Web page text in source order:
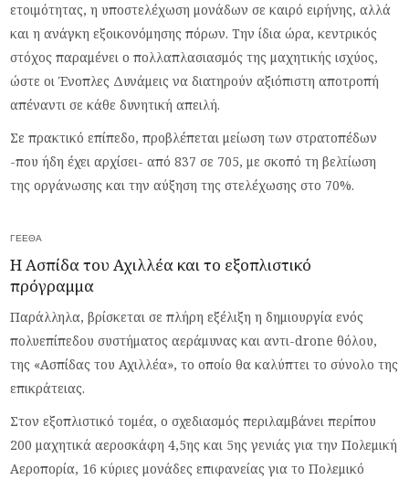
ετοιμότητας, η υποστελέχωση μονάδων σε καιρό ειρήνης, αλλά
και η ανάγκη εξοικονόμησης πόρων. Την ίδια ώρα, κεντρικός
στόχος παραμένει ο πολλαπλασιασμός της μαχητικής ισχύος,
ώστε οι Ένοπλες Δυνάμεις να διατηρούν αξιόπιστη αποτροπή
απέναντι σε κάθε δυνητική απειλή.
Σε πρακτικό επίπεδο, προβλέπεται μείωση των στρατοπέδων
-που ήδη έχει αρχίσει- από 837 σε 705, με σκοπό τη βελτίωση
της οργάνωσης και την αύξηση της στελέχωσης στο 70%.
ΓΕΕΘΑ
Η Ασπίδα του Αχιλλέα και το εξοπλιστικό
πρόγραμμα
Παράλληλα, βρίσκεται σε πλήρη εξέλιξη η δημιουργία ενός
πολυεπίπεδου συστήματος αεράμυνας και αντι-drone θόλου,
της «Ασπίδας του Αχιλλέα», το οποίο θα καλύπτει το σύνολο της
επικράτειας.
Στον εξοπλιστικό τομέα, ο σχεδιασμός περιλαμβάνει περίπου
200 μαχητικά αεροσκάφη 4,5ης και 5ης γενιάς για την Πολεμική
Αεροπορία, 16 κύριες μονάδες επιφανείας για το Πολεμικό